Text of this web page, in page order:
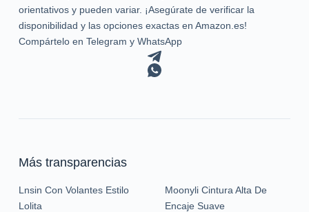
orientativos y pueden variar. ¡Asegúrate de verificar la
disponibilidad y las opciones exactas en Amazon.es!
Compártelo en Telegram y WhatsApp
Más transparencias
Lnsin Con Volantes Estilo
Lolita
Moonyli Cintura Alta De
Encaje Suave